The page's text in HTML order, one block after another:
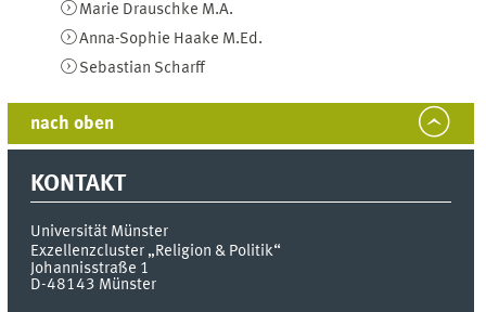
Marie Drauschke M.A.
Anna-Sophie Haake M.Ed.
Sebastian Scharff
nach oben
KONTAKT
Universität Münster
Exzellenzcluster „Religion & Politik“
Johannisstraße 1
D-48143 Münster